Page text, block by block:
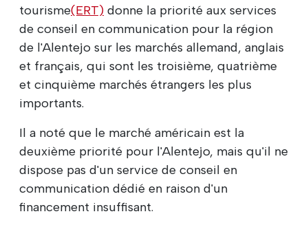
tourisme(ERT) donne la priorité aux services
de conseil en communication pour la région
de l'Alentejo sur les marchés allemand, anglais
et français, qui sont les troisième, quatrième
et cinquième marchés étrangers les plus
importants.
Il a noté que le marché américain est la
deuxième priorité pour l'Alentejo, mais qu'il ne
dispose pas d'un service de conseil en
communication dédié en raison d'un
financement insuffisant.